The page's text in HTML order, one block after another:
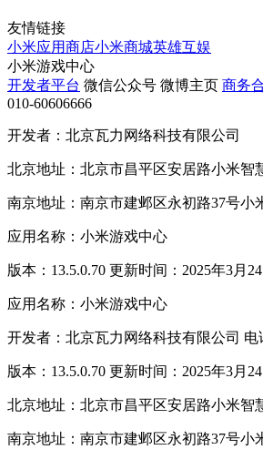
友情链接
小米应用商店小米商城英雄互娱
小米游戏中心
开发者平台 微信公众号 微博主页 商务
010-60606666
开发者：北京瓦力网络科技有限公司
北京地址：北京市昌平区安居路小米智
南京地址：南京市建邺区永初路37号小
应用名称：小米游戏中心
版本：13.5.0.70 更新时间：2025年3月24
应用名称：小米游戏中心
开发者：北京瓦力网络科技有限公司 电
版本：13.5.0.70 更新时间：2025年3月24
北京地址：北京市昌平区安居路小米智
南京地址：南京市建邺区永初路37号小